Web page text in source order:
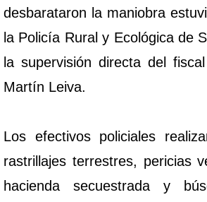
desbarataron la maniobra
la Policía Rural y Ecológica de
la supervisión directa del
Martín Leiva.
Los efectivos policiales
rastrillajes terrestres, pericias
hacienda secuestrada y